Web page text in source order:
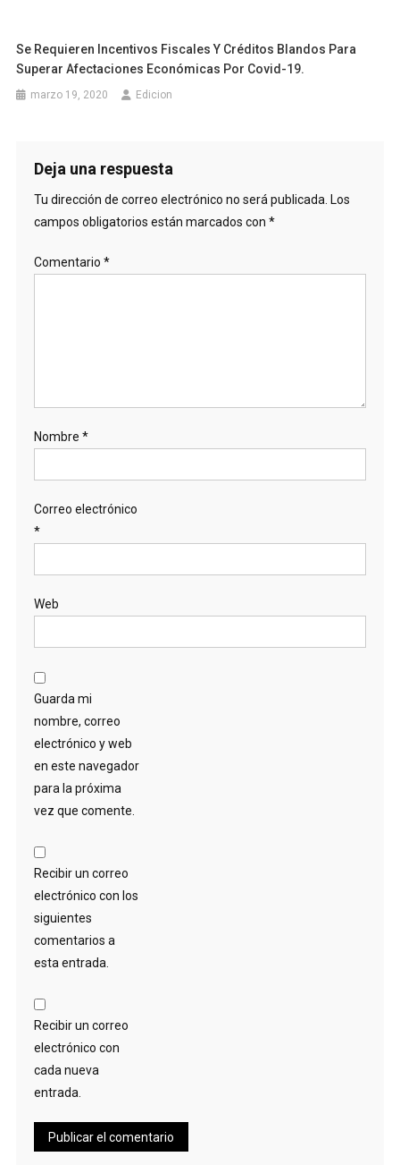
Se Requieren Incentivos Fiscales Y Créditos Blandos Para
Superar Afectaciones Económicas Por Covid-19.
marzo 19, 2020 Edicion
Deja una respuesta
Tu dirección de correo electrónico no será publicada. Los
campos obligatorios están marcados con *
Comentario *
Nombre *
Correo electrónico
*
Web
Guarda mi
nombre, correo
electrónico y web
en este navegador
para la próxima
vez que comente.
Recibir un correo
electrónico con los
siguientes
comentarios a
esta entrada.
Recibir un correo
electrónico con
cada nueva
entrada.